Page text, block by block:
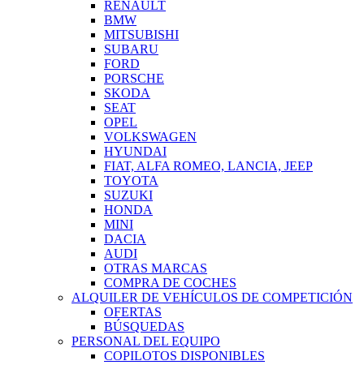
RENAULT
BMW
MITSUBISHI
SUBARU
FORD
PORSCHE
SKODA
SEAT
OPEL
VOLKSWAGEN
HYUNDAI
FIAT, ALFA ROMEO, LANCIA, JEEP
TOYOTA
SUZUKI
HONDA
MINI
DACIA
AUDI
OTRAS MARCAS
COMPRA DE COCHES
ALQUILER DE VEHÍCULOS DE COMPETICIÓN
OFERTAS
BÚSQUEDAS
PERSONAL DEL EQUIPO
COPILOTOS DISPONIBLES